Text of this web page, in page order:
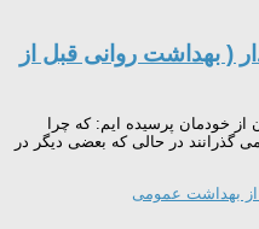
( بهداشت روانی قبل از
از خودمان پرسیده ایم: که چرا
گذرانند در حالی که بعضی دیگر در